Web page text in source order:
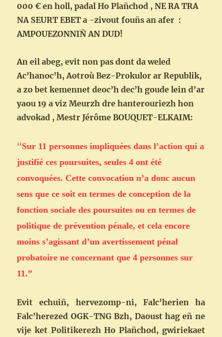
000 € en holl, padal Ho Plañchod , NE RA TRA
NA SEURT EBET a -zivout fouñs an afer :
AMPOUEZONNIÑ AN DUD!
An eil abeg, evit non pas dont da weled
Ac’hanoc’h, Aotroù Bez-Prokulor ar Republik,
a zo bet kemennet deoc’h dec’h goude lein d’ar
yaou 19 a viz Meurzh dre hanterouriezh hon
advokad , Mestr Jérôme BOUQUET-ELKAIM:
“Sur 11 personnes impliquées dans l’action qui a
justifié ces poursuites, seules 4 ont été
convoquées. Cette convocation n’a donc aucun
sens que ce soit en termes de conception de la
fonction sociale des poursuites ou en termes de
politique de prévention pénale, et cela encore
moins s’agissant d’un avertissement pénal
probatoire ne concernant que 4 personnes sur
11.”
Evit echuiñ, hervezomp-ni, Falc’herien ha
Falc’herezed OGK-TNG Bzh, Daoust hag eñ ne
vije ket Politikerezh Ho Plañchod, gwiriekaet